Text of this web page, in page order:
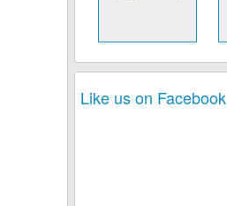
Like us on Facebook